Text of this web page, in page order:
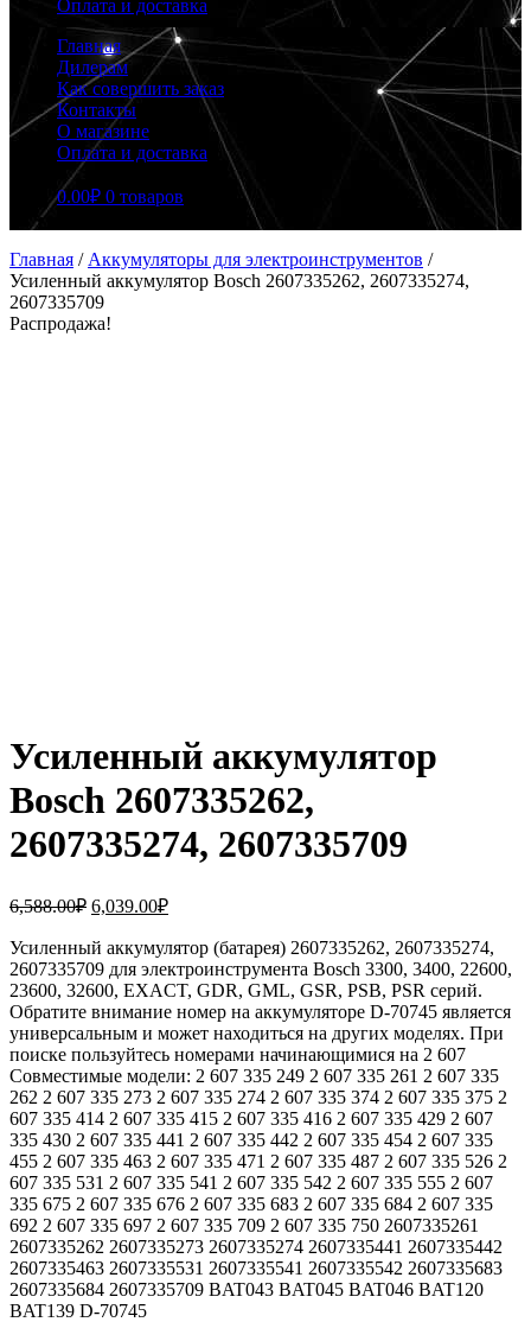
Оплата и доставка
Главная
Дилерам
Как совершить заказ
Контакты
О магазине
Оплата и доставка
0.00₽ 0 товаров
Главная / Аккумуляторы для электроинструментов /
Усиленный аккумулятор Bosch 2607335262, 2607335274,
2607335709
Распродажа!
Усиленный аккумулятор
Bosch 2607335262,
2607335274, 2607335709
6,588.00₽ Первоначальная
составляла
6,588.00₽.
6,039.00₽Текущая
6,039.00₽.
Усиленный аккумулятор (батарея) 2607335262, 2607335274,
2607335709 для электроинструмента Bosch 3300, 3400, 22600,
23600, 32600, EXACT, GDR, GML, GSR, PSB, PSR серий.
Обратите внимание номер на аккумуляторе D-70745 является
универсальным и может находиться на других моделях. При
поиске пользуйтесь номерами начинающимися на 2 607
Совместимые модели: 2 607 335 249 2 607 335 261 2 607 335
262 2 607 335 273 2 607 335 274 2 607 335 374 2 607 335 375 2
607 335 414 2 607 335 415 2 607 335 416 2 607 335 429 2 607
335 430 2 607 335 441 2 607 335 442 2 607 335 454 2 607 335
455 2 607 335 463 2 607 335 471 2 607 335 487 2 607 335 526 2
607 335 531 2 607 335 541 2 607 335 542 2 607 335 555 2 607
335 675 2 607 335 676 2 607 335 683 2 607 335 684 2 607 335
692 2 607 335 697 2 607 335 709 2 607 335 750 2607335261
2607335262 2607335273 2607335274 2607335441 2607335442
2607335463 2607335531 2607335541 2607335542 2607335683
2607335684 2607335709 BAT043 BAT045 BAT046 BAT120
BAT139 D-70745